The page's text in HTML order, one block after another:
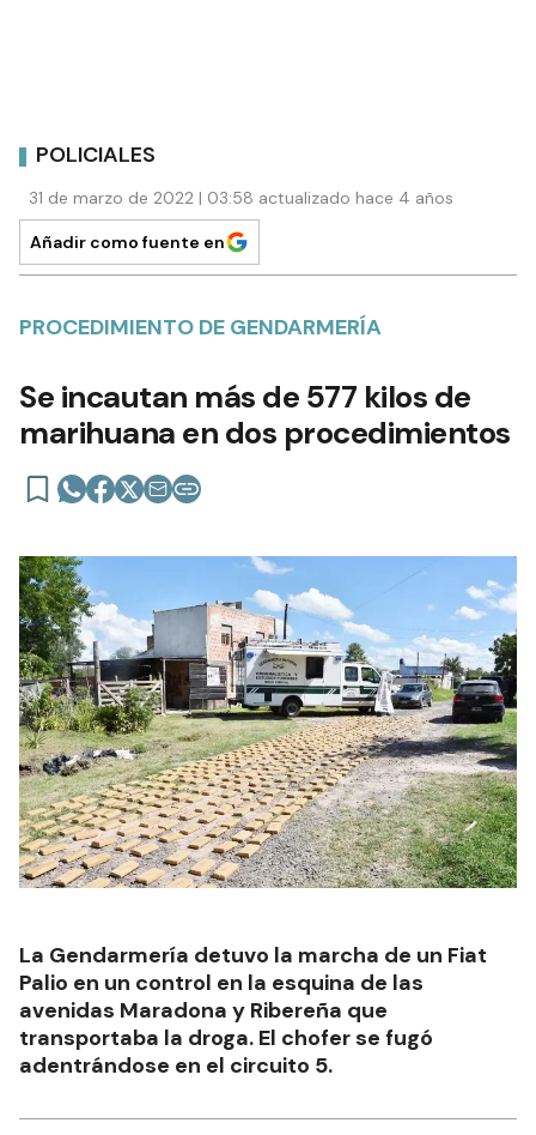
POLICIALES
31 de marzo de 2022 | 03:58 actualizado hace 4 años
Añadir como fuente en
PROCEDIMIENTO DE GENDARMERÍA
Se incautan más de 577 kilos de
marihuana en dos procedimientos
La Gendarmería detuvo la marcha de un Fiat
Palio en un control en la esquina de las
avenidas Maradona y Ribereña que
transportaba la droga. El chofer se fugó
adentrándose en el circuito 5.